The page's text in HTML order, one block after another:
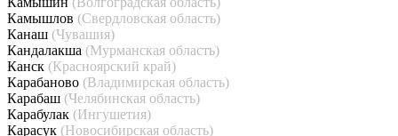
Камышлов (Свердловская область)
Канаш (Чувашия)
Кандалакша (Мурманская область)
Канск (Красноярский край)
Карабаново (Владимирская область)
Карабаш (Челябинская область)
Карабулак (Ингушетия)
Карасук (Новосибирская область)